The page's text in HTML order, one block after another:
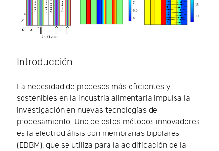
Introducción
La necesidad de procesos más eficientes y
sostenibles en la industria alimentaria impulsa la
investigación en nuevas tecnologías de
procesamiento. Uno de estos métodos innovadores
es la electrodiálisis con membranas bipolares
(EDBM), que se utiliza para la acidificación de la